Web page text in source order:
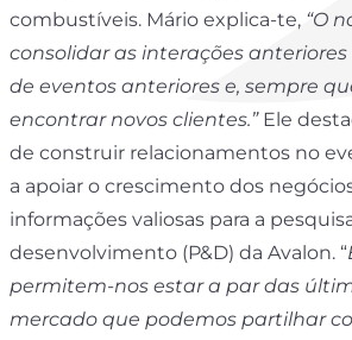
combustíveis. Mário explica-te, “O
consolidar as interações
de eventos anteriores e, sempre
encontrar novos clientes.”Ele
de construir relacionamentos no
a apoiar o crescimento dos
informações valiosas para a
desenvolvimento (P&D) da Avalon. “
permitem-nos estar a par das
mercado que podemos partilhar